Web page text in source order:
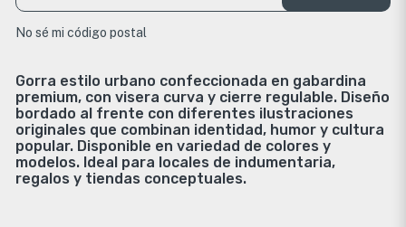
No sé mi código postal
Gorra estilo urbano confeccionada en gabardina
premium, con visera curva y cierre regulable. Diseño
bordado al frente con diferentes ilustraciones
originales que combinan identidad, humor y cultura
popular. Disponible en variedad de colores y
modelos. Ideal para locales de indumentaria,
regalos y tiendas conceptuales.